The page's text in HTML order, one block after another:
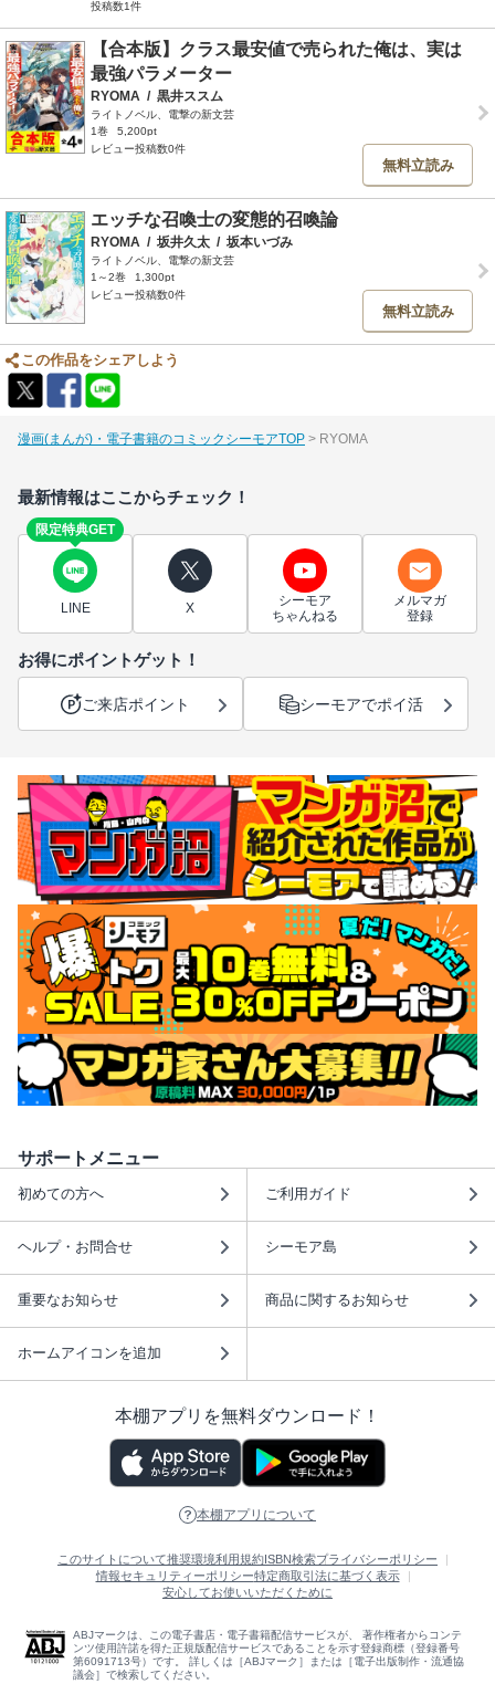
投稿数1件
【合本版】クラス最安値で売られた俺は、実は
最強パラメーター
RYOMA / 黒井ススム
ライトノベル、電撃の新文芸
1巻
5,200pt
レビュー投稿数0件
無料立読み
エッチな召喚士の変態的召喚論
RYOMA / 坂井久太 / 坂本いづみ
ライトノベル、電撃の新文芸
1～2巻
1,300pt
レビュー投稿数0件
無料立読み
この作品をシェアしよう
漫画(まんが)・電子書籍のコミックシーモアTOP RYOMA
最新情報はここからチェック！
限定特典GET
LINE X
シーモア
ちゃんねる
メルマガ
登録
お得にポイントゲット！
ご来店ポイント シーモアでポイ活
サポートメニュー
初めての方へ ご利用ガイド
ヘルプ・お問合せ シーモア島
重要なお知らせ 商品に関するお知らせ
ホームアイコンを追加
本棚アプリを無料ダウンロード！
本棚アプリについて
このサイトについて推奨環境利用規約 ISBN検索プライバシーポリシー
情報セキュリティーポリシー特定商取引法に基づく表示
安心してお使いいただくために
ABJマークは、この電子書店・電子書籍配信サービスが、 著作権者からコンテ
ンツ使用許諾を得た正規版配信サービスであることを示す登録商標（登録番号
第6091713号）です。 詳しくは［ABJマーク］または［電子出版制作・流通協
議会］で検索してください。